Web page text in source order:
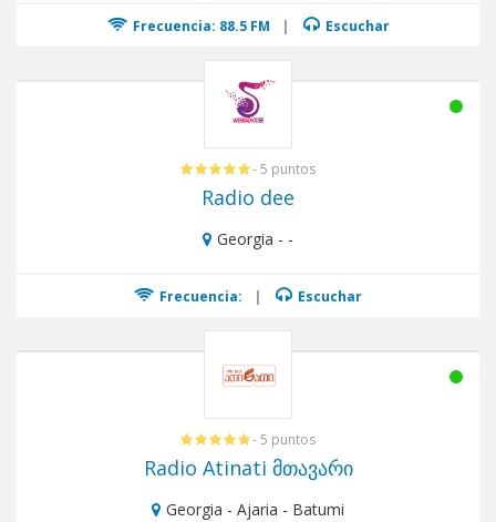
Frecuencia: 88.5 FM | Escuchar
- 5 puntos
Radio dee
Georgia - -
Frecuencia: | Escuchar
- 5 puntos
Radio Atinati მთავარი
Georgia - Ajaria - Batumi